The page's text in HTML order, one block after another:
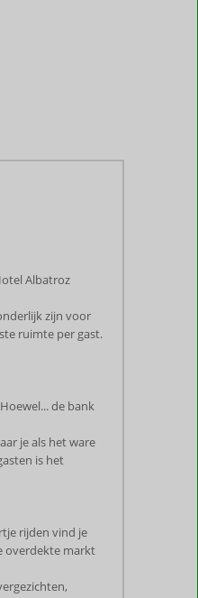
Albatroz
zijn voor
ruimte per gast.
de bank
je als het ware
is het
rijden vind je
overdekte markt